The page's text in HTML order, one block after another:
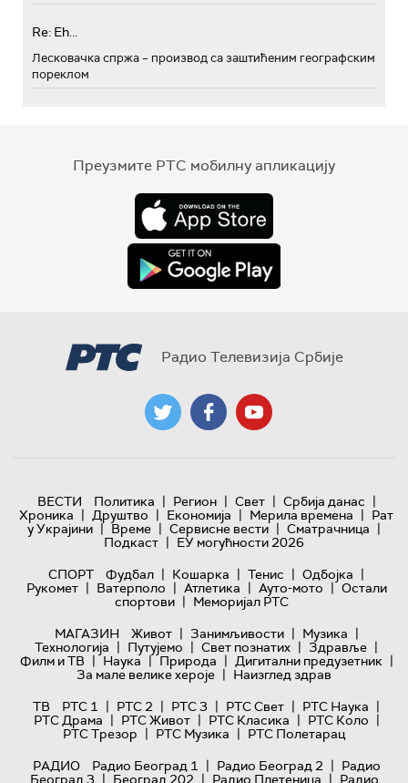
Re: Eh...
Лесковачка спржа – производ са заштићеним географским
пореклом
Преузмите РТС мобилну апликацију
Радио Телевизија Србије
ВЕСТИ Политика | Регион | Свет | Србија данас |
Хроника | Друштво | Економија | Мерила времена | Рат
у Украјини | Време | Сервисне вести | Сматрачница |
Подкаст | ЕУ могућности 2026
СПОРТ
Фудбал | Кошарка | Тенис | Одбојка |
Рукомет | Ватерполо | Атлетика | Ауто-мото | Остали
спортови | Меморијал РТС
МАГАЗИН
Живот | Занимљивости | Музика |
Технологијa | Путујемо | Свет познатих | Здравље |
Филм и ТВ | Наука | Природа | Дигитални предузетник |
За мале велике хероје | Наизглед здрав
ТВ
РТС 1 | РТС 2 | РТС 3 | РТС Свет | РТС Наука |
РТС Драма | РТС Живот | РТС Класика | РТС Коло |
РТС Трезор | РТС Музика | РТС Полетарац
РАДИО
Радио Београд 1 | Радио Београд 2 | Радио
Београд 3
Београд 202 Радио Плетеница Радио